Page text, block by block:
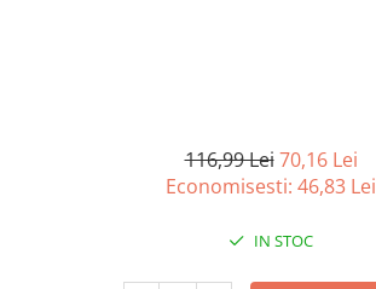
Utilaje si materiale de constructii
116,99 Lei 70,16 Lei
Economisesti: 46,83 Lei
IN STOC